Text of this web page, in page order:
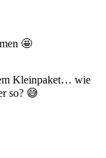
🤩
Kleinpaket… wie
so? 😅